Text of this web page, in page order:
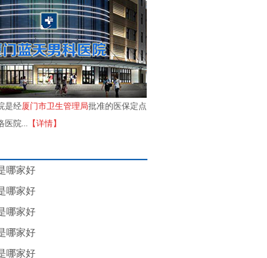
是经厦门市卫生管理局批准的医保定点
院...
【详情】
哪家好
哪家好
哪家好
哪家好
哪家好